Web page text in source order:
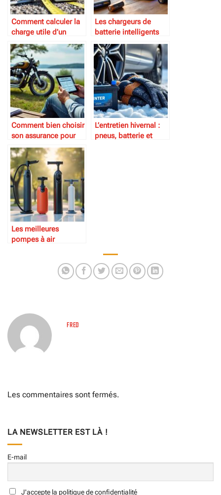
Comment calculer la
charge utile d’un
attelage
Les chargeurs de
batterie intelligents
Comment bien choisir
son assurance pour
moto de collection
L’entretien hivernal :
pneus, batterie et
Les meilleures
pompes à air
FRED
Les commentaires sont fermés.
LA NEWSLETTER EST LÀ !
E-mail
J'accepte la politique de confidentialité